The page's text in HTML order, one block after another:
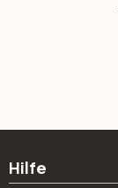
Hilfe